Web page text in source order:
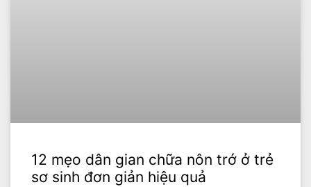
12 mẹo dân gian chữa nôn trớ ở trẻ
sơ sinh đơn giản hiệu quả